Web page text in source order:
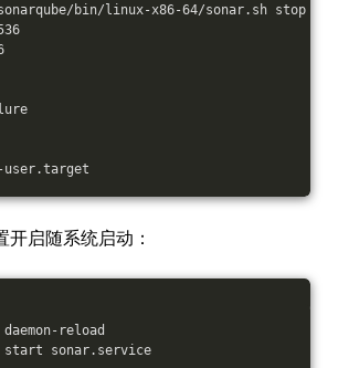
bin/linux-x86-64/sonar.sh stop
user.target
开启随系统启动：
reload
start sonar.service